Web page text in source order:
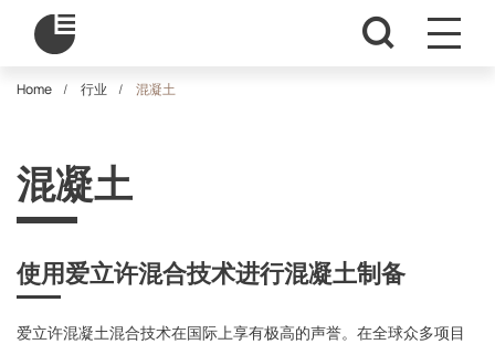
Home 行业 混凝土
混凝土
使用爱立许混合技术进行混凝土制备
爱立许混凝土混合技术在国际上享有极高的声誉。在全球众多项目